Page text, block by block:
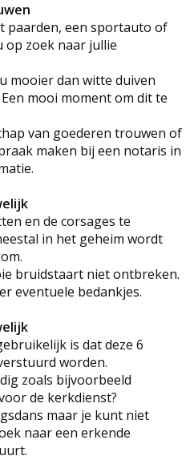
paarden, een sportauto of
op zoek naar jullie
mooier dan witte duiven
mooi moment om dit te
van goederen trouwen of
maken bij een notaris in
en de corsages te
in het geheim wordt
bruidstaart niet ontbreken.
eventuele bedankjes.
is dat deze 6
worden.
zoals bijvoorbeeld
de kerkdienst?
maar je kunt niet
naar een erkende